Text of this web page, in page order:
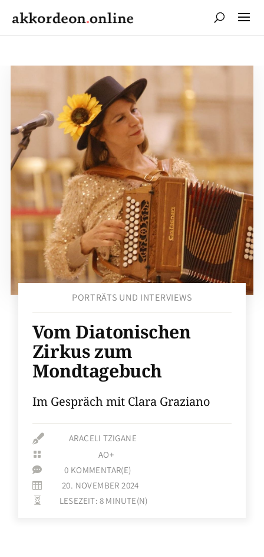
PORTRÄTS UND INTERVIEWS
Vom Diatonischen
Zirkus zum
Mondtagebuch
Im Gespräch mit Clara Graziano
 ARACELI TZIGANE
 AO+
 0 KOMMENTAR(E)
 20. NOVEMBER 2024
 LESEZEIT: 8 MINUTE(N)